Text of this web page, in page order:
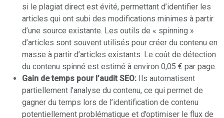
si le plagiat direct est évité, permettant d’identifier les
articles qui ont subi des modifications minimes à partir
d’une source existante. Les outils de « spinning »
d’articles sont souvent utilisés pour créer du contenu en
masse à partir d’articles existants. Le coût de détection
du contenu spinné est estimé à environ 0,05 € par page.
Gain de temps pour l’audit SEO: Ils automatisent
partiellement l’analyse du contenu, ce qui permet de
gagner du temps lors de l’identification de contenu
potentiellement problématique et d’optimiser le flux de